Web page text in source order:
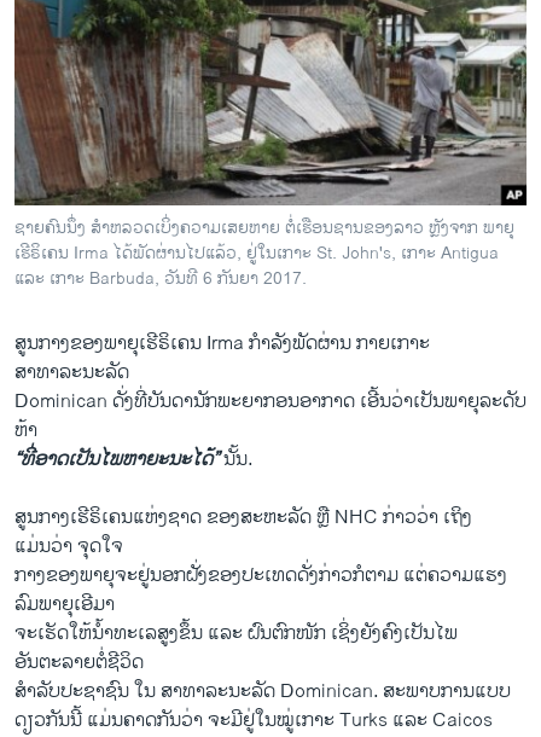
ຊີວິດຊາວລາວ
ຊຸມຊົນຊາວລາວ
ວິທະຍາສາດ-ເທັກໂນໂລຈີ
ທຸລະກິດ
ພາສາອັງກິດ
ວີດີໂອ
ສຽງ
ລາຍການກະຈາຍສຽງ
ລາຍງານ
ຕິດຕາມພວກເຮົາ ທີ່
ພາສາຕ່າງໆ
ຊາຍຄົນນຶ່ງ ສຳຫລວດເບິ່ງຄວາມເສຍຫາຍ ຕໍ່ເຮືອນຊານຂອງລາວ ຫຼັງຈາກ ພາຍຸ
ເຮີຣິເຄນ Irma ໄດ້ພັດຜ່ານໄປແລ້ວ, ຢູ່ໃນເກາະ St. John's, ເກາະ Antigua
ແລະ ເກາະ Barbuda, ວັນທີ 6 ກັນຍາ 2017.
ສູນກາງຂອງພາຍຸເຮີຣິເຄນ Irma ກຳລັງພັດ​ຜ່ານ ກາຍ​ເກາະ
ສາທາລະນະລັດ
Dominican ດັ່ງທີ່ບັນດານັກພະຍາກອນອາກາດ ເອີ້ນວ່າ​ເປັນພາຍຸລະດັບ
ຫ້າ
“ທີ່ອາດເປັນໄພຫາຍະນະໄດ້”ນັ້ນ.
ສູນກາງເຮີຣິເຄນແຫ່ງຊາດ ຂອງສະຫະລັດ ຫຼື NHC ກ່າວວ່າ ເຖິງ
ແມ່ນວ່າ ຈຸດໃຈ
ກາງຂອງພາຍຸຈະຢູ່ນອກຝັ່ງຂອງປະເທດດັ່ງກ່າວກໍຕາມ ​ແຕ່​ຄວາມ​ແຮງ
ລົມພາຍຸເອີມາ
ຈະເຮັດໃຫ້ນ້ຳທະເລສູງຂຶ້ນ ແລະ ຝົນຕົກໜັກ ເຊິ່ງຍັງຄົງເປັນໄພ
ອັນຕະລາຍຕໍ່ຊີວິດ
ສຳລັບປະຊາຊົນ ​ໃນ ສາທາລະນະລັດ Dominican. ສະພາບການແບບ
ດຽວກັນນີ້ ແມ່ນຄາດກັນວ່າ ຈະມີຢູ່ໃນໝູ່ເກາະ Turks ແລະ Caicos